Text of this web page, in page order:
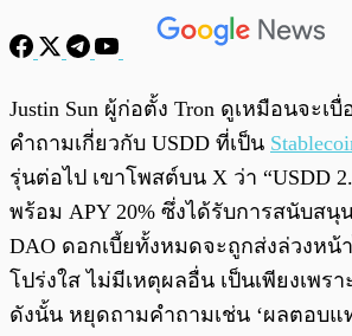
พร้อมเล่น
Justin Sun ผู้ก่อตั้ง Tron ดูเหมือนจะเ
คำถามเกี่ยวกับ USDD ที่เป็น
รุ่นต่อไป เขาโพสต์บน X ว่า “USDD
พร้อม APY 20% ซึ่งได้รับการสนับสนุ
DAO ดอกเบี้ยทั้งหมดจะถูกส่งล่วงหน้
โปร่งใส ไม่มีเหตุผลอื่น เป็นเพียงเพรา
ดังนั้น หยุดถามคำถามเช่น ‘ผลตอบแ